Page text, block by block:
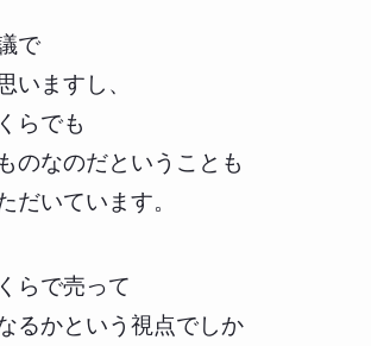
で
いますし、
らでも
のなのだということも
だいています。
らで売って
るかという視点でしか